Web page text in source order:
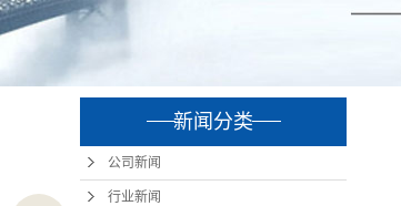
新闻分类
公司新闻
行业新闻